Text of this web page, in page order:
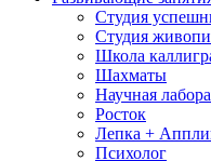
Студия
Студия
Школа
Шахматы
Научная
Росток
Лепка +
Психолог